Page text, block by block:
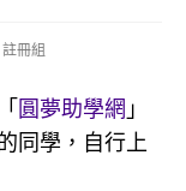
註冊組
圓夢助學網 」
同學，自行上